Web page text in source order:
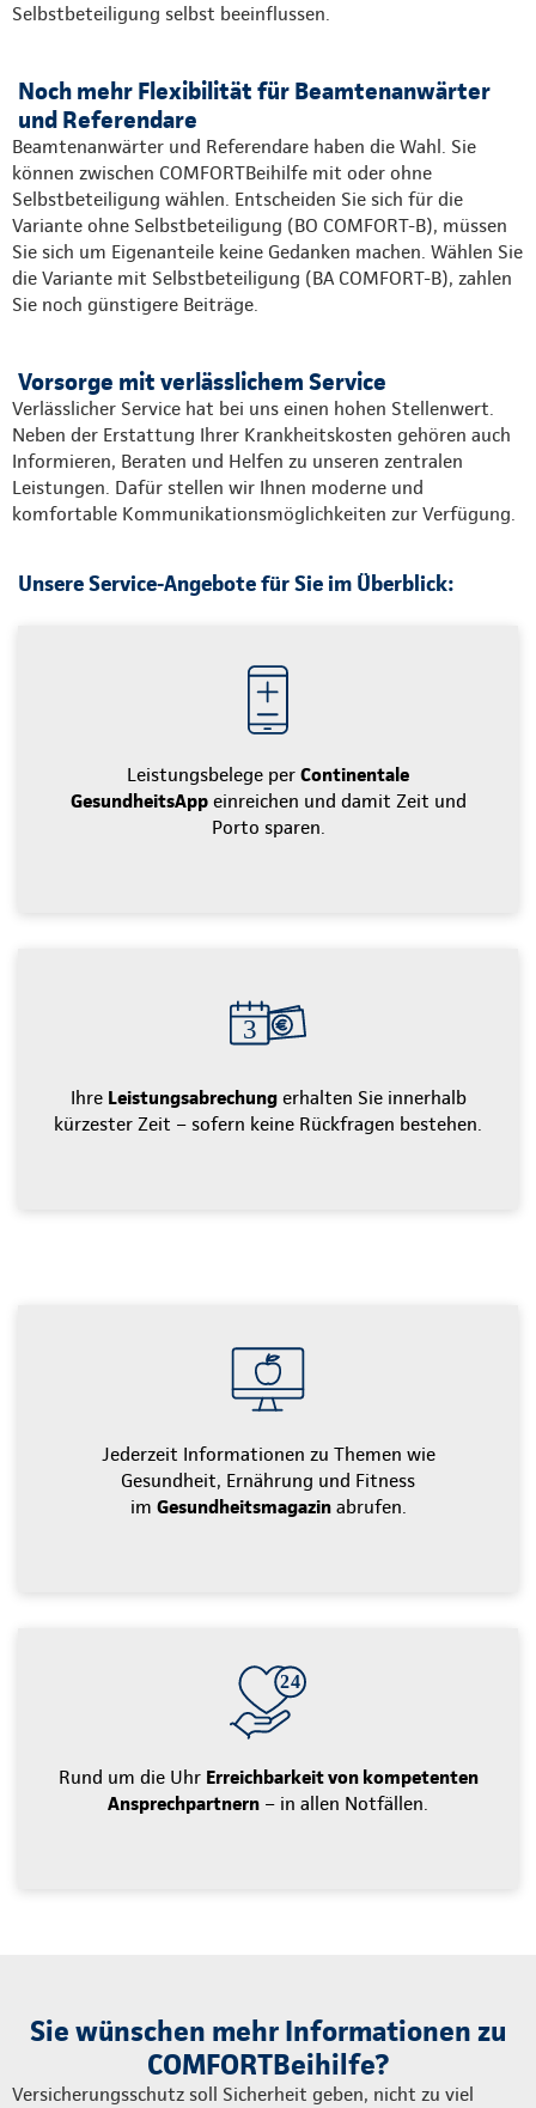
Selbstbeteiligung selbst beeinflussen.
Noch mehr Flexibilität für Beamtenanwärter
und Referendare
Beamtenanwärter und Referendare haben die Wahl. Sie
können zwischen COMFORTBeihilfe mit oder ohne
Selbstbeteiligung wählen. Entscheiden Sie sich für die
Variante ohne Selbstbeteiligung (BO COMFORT-B), müssen
Sie sich um Eigenanteile keine Gedanken machen. Wählen Sie
die Variante mit Selbstbeteiligung (BA COMFORT-B), zahlen
Sie noch günstigere Beiträge.
Vorsorge mit verlässlichem Service
Verlässlicher Service hat bei uns einen hohen Stellenwert.
Neben der Erstattung Ihrer Krankheitskosten gehören auch
Informieren, Beraten und Helfen zu unseren zentralen
Leistungen. Dafür stellen wir Ihnen moderne und
komfortable Kommunikationsmöglichkeiten zur Verfügung.
Unsere Service-Angebote für Sie im Überblick:
Leistungsbelege per Continentale
GesundheitsAppeinreichen und damit Zeit und
Porto sparen.
Ihre Leistungsabrechungerhalten Sie innerhalb
kürzester Zeit – sofern keine Rückfragen bestehen.
Jederzeit Informationen zu Themen wie
Gesundheit, Ernährung und Fitness
im Gesundheitsmagazinabrufen.
Rund um die Uhr Erreichbarkeit von kompetenten
Ansprechpartnern – in allen Notfällen.
Sie wünschen mehr Informationen zu
COMFORTBeihilfe?
Versicherungsschutz soll Sicherheit geben, nicht zu viel